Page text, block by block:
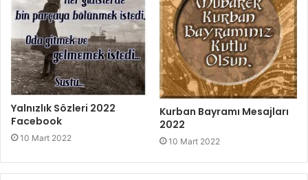
Yalnızlık Sözleri 2022
Facebook
10 Mart 2022
Kurban Bayramı Mesajları
2022
10 Mart 2022